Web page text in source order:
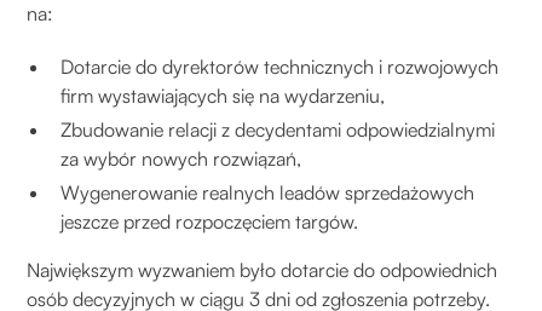
na:
Dotarcie do dyrektorów technicznych i rozwojowych
firm wystawiających się na wydarzeniu,
Zbudowanie relacji z decydentami odpowiedzialnymi
za wybór nowych rozwiązań,
Wygenerowanie realnych leadów sprzedażowych
jeszcze przed rozpoczęciem targów.
Największym wyzwaniem było dotarcie do odpowiednich
osób decyzyjnych w ciągu 3 dni od zgłoszenia potrzeby.